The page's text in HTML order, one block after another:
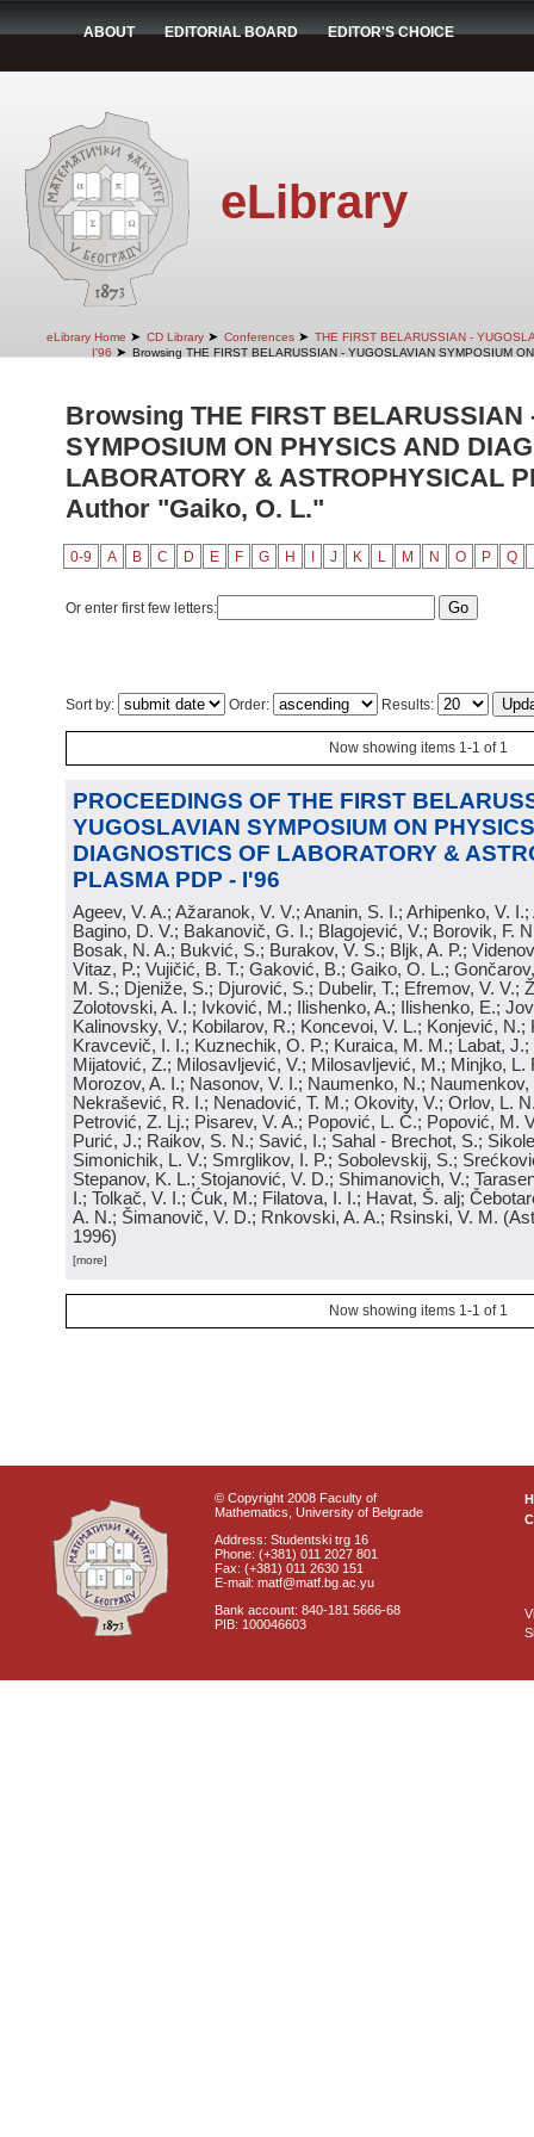
ABOUT EDITORIAL BOARD EDITOR'S CHOICE
eLibrary
eLibrary Home ➤ CD Library ➤ Conferences ➤ THE FIRST BELARUSSIAN -
I'96 ➤ Browsing THE FIRST BELARUSSIAN - YUGOSLAVIAN SYMPOSIUM
Browsing THE FIRST BELARUSSIAN
SYMPOSIUM ON PHYSICS AND
LABORATORY & ASTROPHYSICAL
Author "Gaiko, O. L."
0-9 A B C D E F G H J K L M N O P Q
Or enter first few letters:
Sort by: Order: Results:
Now showing items 1-1 of 1
PROCEEDINGS OF THE FIRST
YUGOSLAVIAN SYMPOSIUM ON
DIAGNOSTICS OF LABORATORY &
PLASMA PDP - I'96
Ageev, V. A.; Ažaranok, V. V.; Ananin, S. I.; Arhipenko, V.
Bagino, D. V.; Bakanovič, G. I.; Blagojević, V.; Borovik, F.
Bosak, N. A.; Bukvić, S.; Burakov, V. S.; Bljk, A. P.;
Vitaz, P.; Vujičić, B. T.; Gaković, B.; Gaiko, O. L.;
M. S.; Djeniže, S.; Djurović, S.; Dubelir, T.; Efremov, V. V.;
Zolotovski, A. I.; Ivković, M.; Ilishenko, A.; Ilishenko, E.;
Kalinovsky, V.; Kobilarov, R.; Koncevoi, V. L.; Konjević, N.;
Kravcevič, I. I.; Kuznechik, O. P.; Kuraica, M. M.; Labat,
Mijatović, Z.; Milosavljević, V.; Milosavljević, M.; Minjko, L.
Morozov, A. I.; Nasonov, V. I.; Naumenko, N.; Naumenkov,
Nekrašević, R. I.; Nenadović, T. M.; Okovity, V.; Orlov, L.
Petrović, Z. Lj.; Pisarev, V. A.; Popović, L. Č.; Popović, M.
Purić, J.; Raikov, S. N.; Savić, I.; Sahal - Brechot, S.;
Simonichik, L. V.; Smrglikov, I. P.; Sobolevskij, S.;
Stepanov, K. L.; Stojanović, V. D.; Shimanovich, V.;
I.; Tolkač, V. I.; Ćuk, M.; Filatova, I. I.; Havat, Š. alj;
A. N.; Šimanovič, V. D.; Rnkovski, A. A.; Rsinski, V. M. (
1996)
[more]
Now showing items 1-1 of 1
© Copyright 2008 Faculty of
Mathematics, University of Belgrade
Address: Studentski trg 16
Phone: (+381) 011 2027 801
Fax: (+381) 011 2630 151
E-mail: matf@matf.bg.ac.yu
Bank account: 840-181 5666-68
PIB: 100046603